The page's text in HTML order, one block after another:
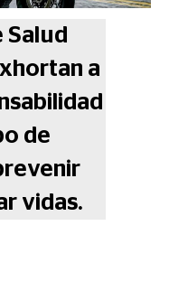
Salud
a
de
vidas.